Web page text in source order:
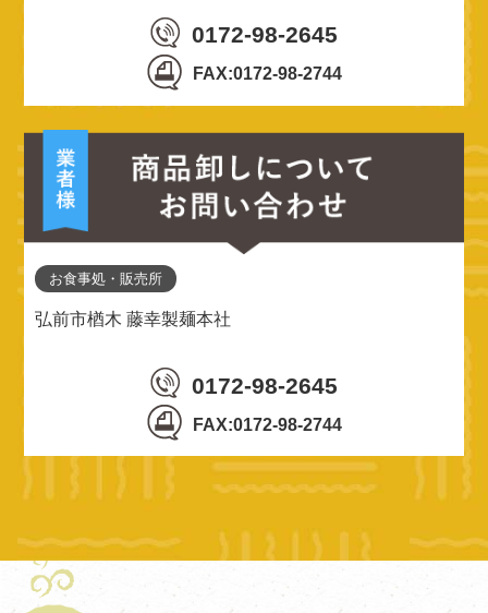
0172-98-2645
FAX:0172-98-2744
お食事処・販売所
弘前市楢木 藤幸製麺本社
0172-98-2645
FAX:0172-98-2744